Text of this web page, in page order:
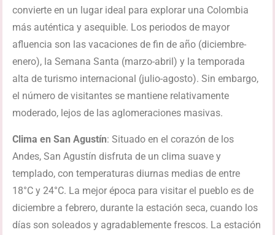
convierte en un lugar ideal para explorar una Colombia
más auténtica y asequible. Los periodos de mayor
afluencia son las vacaciones de fin de año (diciembre-
enero), la Semana Santa (marzo-abril) y la temporada
alta de turismo internacional (julio-agosto). Sin embargo,
el número de visitantes se mantiene relativamente
moderado, lejos de las aglomeraciones masivas.
Clima en San Agustín: Situado en el corazón de los
Andes, San Agustín disfruta de un clima suave y
templado, con temperaturas diurnas medias de entre
18°C y 24°C. La mejor época para visitar el pueblo es de
diciembre a febrero, durante la estación seca, cuando los
días son soleados y agradablemente frescos. La estación